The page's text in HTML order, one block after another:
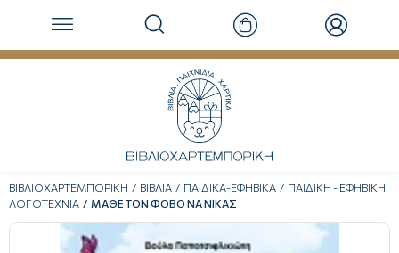
ΒΙΒΛΙΟΧΑΡΤΕΜΠΟΡΙΚΗ ΒΙΒΛΙΑ ΠΑΙΔΙΚΑ-ΕΦΗΒΙΚΑ
ΠΑΙΔΙΚΗ - ΕΦΗΒΙΚΗ
ΛΟΓΟΤΕΧΝΙΑ
ΜΑΘΕ ΤΟΝ ΦΟΒΟ ΝΑ ΝΙΚΑΣ